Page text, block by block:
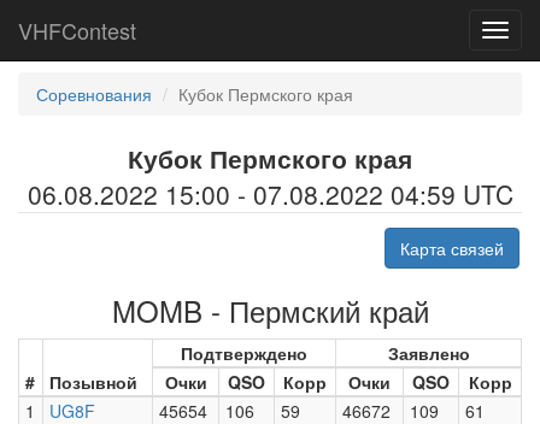
VHFContest
Соревнования Кубок Пермского края
Кубок Пермского края
06.08.2022 15:00 - 07.08.2022 04:59 UTC
Карта связей
MOMB - Пермский край
# Позывной
Подтверждено
Заявлено
Очки
QSO Корр Очки QSO
Корр
1
UG8F 45654 106 59 46672 109
61